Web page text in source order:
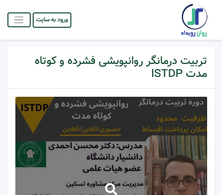
ورود به سایت
تربیت درمانگر روانپویشی فشرده و کوتاه
مدت ISTDP